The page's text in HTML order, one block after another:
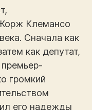
Клемансо
Сначала как
как депутат,
громкий
его надежды